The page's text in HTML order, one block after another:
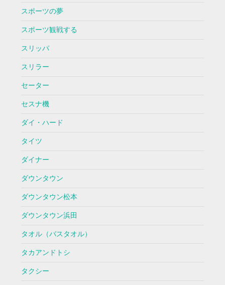
スポーツの夢
スポーツ観戦する
スリッパ
スリラー
セーター
セスナ機
ダイ・ハード
タイツ
ダイナー
ダウンタウン
ダウンタウン松本
ダウンタウン浜田
タオル（バスタオル）
タカアンドトシ
タクシー